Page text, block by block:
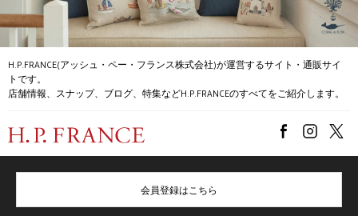
H.P.FRANCE(アッシュ・ペー・フランス株式会社)が運営するサイト・通販サイ
トです。
店舗情報、スナップ、ブログ、特集などH.P.FRANCEのすべてをご紹介します。
会員登録はこちら